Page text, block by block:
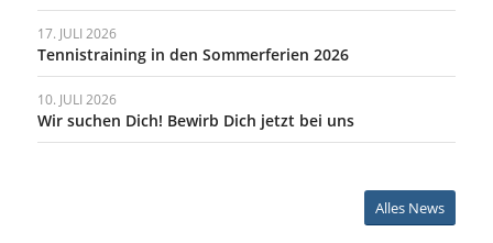
17. JULI 2026
Tennistraining in den Sommerferien 2026
10. JULI 2026
Wir suchen Dich! Bewirb Dich jetzt bei uns
Alles News